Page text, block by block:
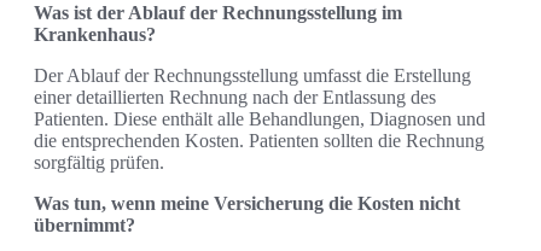
Was ist der Ablauf der Rechnungsstellung im
Krankenhaus?
Der Ablauf der Rechnungsstellung umfasst die Erstellung
einer detaillierten Rechnung nach der Entlassung des
Patienten. Diese enthält alle Behandlungen, Diagnosen und
die entsprechenden Kosten. Patienten sollten die Rechnung
sorgfältig prüfen.
Was tun, wenn meine Versicherung die Kosten nicht
übernimmt?